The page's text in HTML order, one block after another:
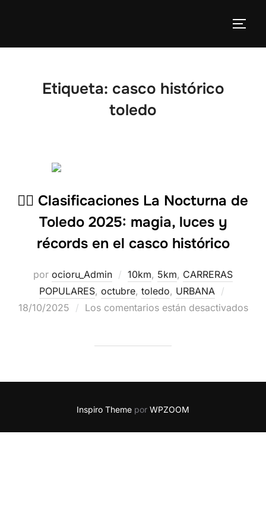
Etiqueta: casco histórico
toledo
🏃‍♂️ Clasificaciones La Nocturna de
Toledo 2025: magia, luces y
récords en el casco histórico
por ocioru_Admin 10km, 5km, CARRERAS
POPULARES, octubre, toledo, URBANA
18/10/2025
Los comentarios están desactivados
Inspiro Theme por WPZOOM